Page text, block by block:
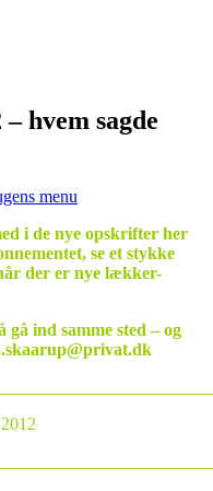
hvem sagde
menu
i de nye opskrifter her
se et stykke
der er nye lækker-
gå ind samme sted – og